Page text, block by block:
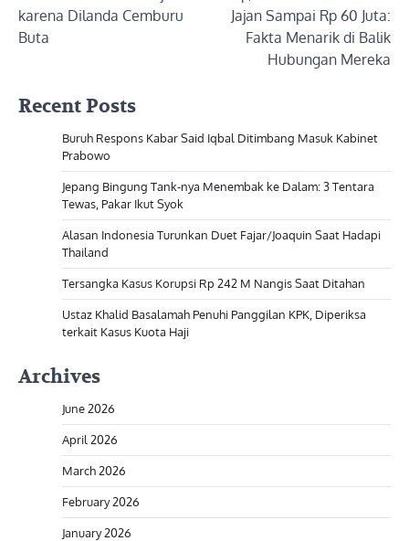
karena Dilanda Cemburu
Buta
Jajan Sampai Rp 60 Juta:
Fakta Menarik di Balik
Hubungan Mereka
Recent Posts
Buruh Respons Kabar Said Iqbal Ditimbang Masuk Kabinet
Prabowo
Jepang Bingung Tank-nya Menembak ke Dalam: 3 Tentara
Tewas, Pakar Ikut Syok
Alasan Indonesia Turunkan Duet Fajar/Joaquin Saat Hadapi
Thailand
Tersangka Kasus Korupsi Rp 242 M Nangis Saat Ditahan
Ustaz Khalid Basalamah Penuhi Panggilan KPK, Diperiksa
terkait Kasus Kuota Haji
Archives
June 2026
April 2026
March 2026
February 2026
January 2026